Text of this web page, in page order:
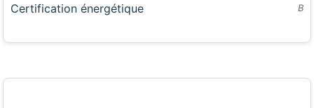
Certification énergétique B